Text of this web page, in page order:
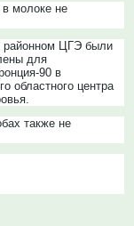
молоке не
районном ЦГЭ были
для
90 в
областного центра
также не